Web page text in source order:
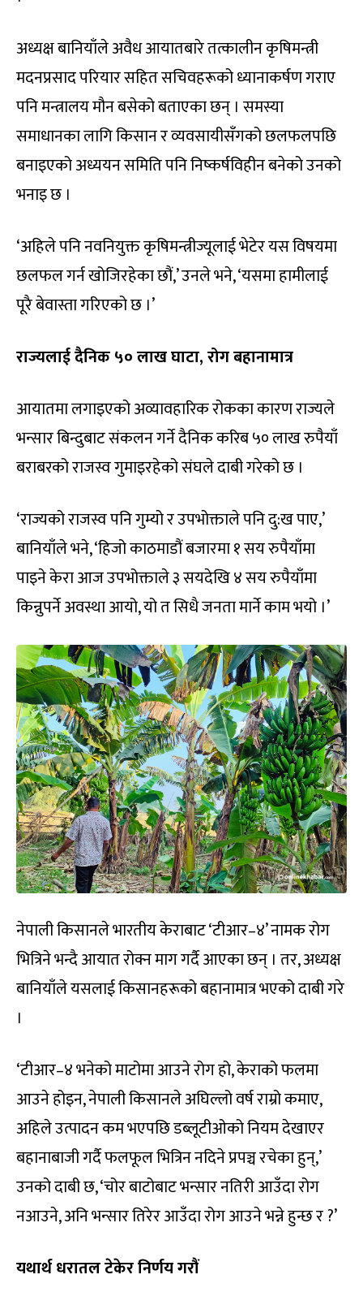
अध्यक्ष बानियाँले अवैध आयातबारे तत्कालीन कृषिमन्त्री
मदनप्रसाद परियार सहित सचिवहरूको ध्यानाकर्षण गराए
पनि मन्त्रालय मौन बसेको बताएका छन् । समस्या
समाधानका लागि किसान र व्यवसायीसँगको छलफलपछि
बनाइएको अध्ययन समिति पनि निष्कर्षविहीन बनेको उनको
भनाइ छ ।
‘अहिले पनि नवनियुक्त कृषिमन्त्रीज्यूलाई भेटेर यस विषयमा
छलफल गर्न खोजिरहेका छौं,’ उनले भने, ‘यसमा हामीलाई
पूरै बेवास्ता गरिएको छ ।’
राज्यलाई दैनिक ५० लाख घाटा, रोग बहानामात्र
आयातमा लगाइएको अव्यावहारिक रोकका कारण राज्यले
भन्सार बिन्दुबाट संकलन गर्ने दैनिक करिब ५० लाख रुपैयाँ
बराबरको राजस्व गुमाइरहेको संघले दाबी गरेको छ ।
‘राज्यको राजस्व पनि गुम्यो र उपभोक्ताले पनि दु:ख पाए,’
बानियाँले भने, ‘हिजो काठमाडौं बजारमा १ सय रुपैयाँमा
पाइने केरा आज उपभोक्ताले ३ सयदेखि ४ सय रुपैयाँमा
किन्नुपर्ने अवस्था आयो, यो त सिधै जनता मार्ने काम भयो ।’
नेपाली किसानले भारतीय केराबाट ‘टीआर–४’ नामक रोग
भित्रिने भन्दै आयात रोक्न माग गर्दै आएका छन् । तर, अध्यक्ष
बानियाँले यसलाई किसानहरूको बहानामात्र भएको दाबी गरे
।
‘टीआर–४ भनेको माटोमा आउने रोग हो, केराको फलमा
आउने होइन, नेपाली किसानले अघिल्लो वर्ष राम्रो कमाए,
अहिले उत्पादन कम भएपछि डब्लूटीओको नियम देखाएर
बहानाबाजी गर्दै फलफूल भित्रिन नदिने प्रपञ्च रचेका हुन्,’
उनको दाबी छ, ‘चोर बाटोबाट भन्सार नतिरी आउँदा रोग
नआउने, अनि भन्सार तिरेर आउँदा रोग आउने भन्ने हुन्छ र ?’
यथार्थ धरातल टेकेर निर्णय गरौं